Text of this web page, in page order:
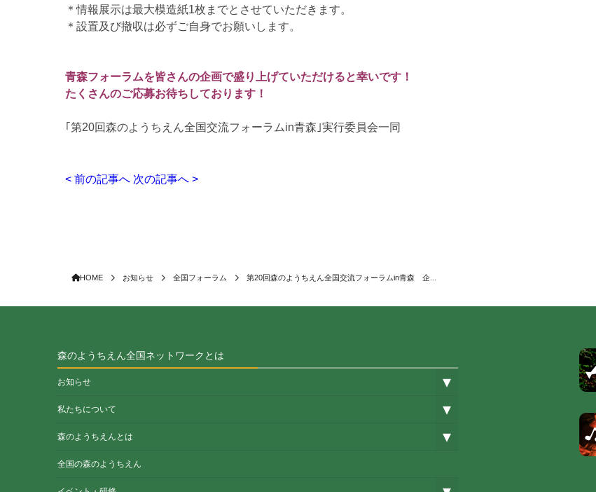
＊情報展示は最大模造紙1枚までとさせていただきます。
＊設置及び撤収は必ずご自身でお願いします。
青森フォーラムを皆さんの企画で盛り上げていただけると幸いです！
たくさんのご応募お待ちしております！
｢第20回森のようちえん全国交流フォーラムin青森｣実行委員会一同
< 前の記事へ 次の記事へ >
HOME お知らせ 全国フォーラム 第20回森のようちえん全国交流フォーラムin青森 企...
森のようちえん全国ネットワークとは
お知らせ
私たちについて
森のようちえんとは
全国の森のようちえん